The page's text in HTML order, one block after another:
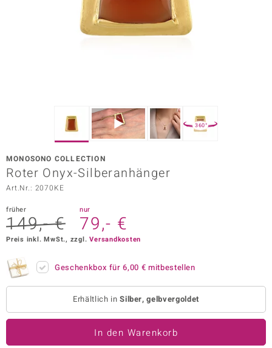
Vogue
Paraíso
360°
MONOSONO COLLECTION
Roter Onyx-Silberanhänger
Art.Nr.: 2070KE
früher
149,- €
nur
79,- €
Preis inkl. MwSt., zzgl.Versandkosten
Geschenkbox für6,00 € mitbestellen
Erhältlich inSilber, gelbvergoldet
In den Warenkorb